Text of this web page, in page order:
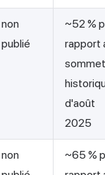
non
publié
~52 %
rapport
sommet
d'août
2025
non
~65 %